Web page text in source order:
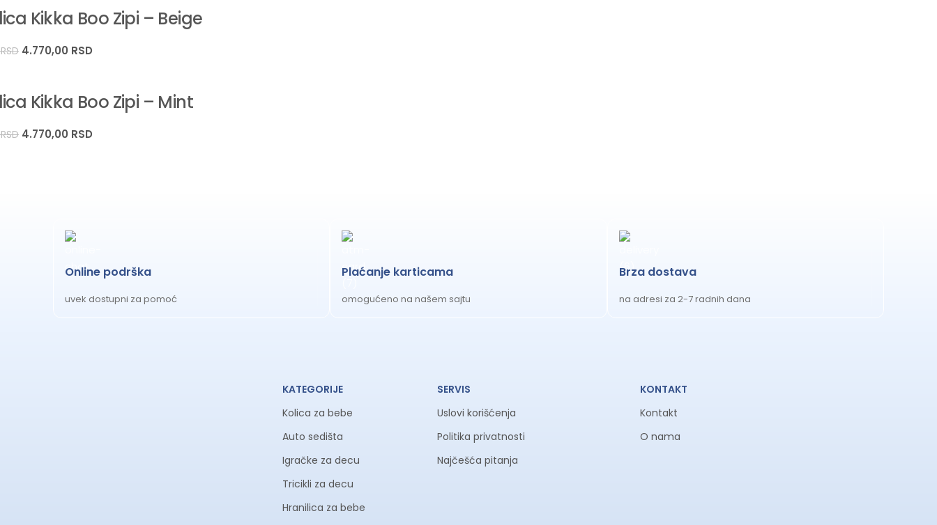
Kikka Boo Zipi – Beige
RSD 4.770,00 RSD
Kikka Boo Zipi – Mint
RSD 4.770,00 RSD
Online podrška
uvek dostupni za pomoć
Plaćanje karticama
omogućeno na našem sajtu
Brza dostava
na adresi za 2-7 radnih dana
KATEGORIJE
Kolica za bebe
Auto sedišta
Igračke za decu
Tricikli za decu
Hranilica za bebe
SERVIS
Uslovi korišćenja
Politika privatnosti
Najčešća pitanja
KONTAKT
Kontakt
O nama